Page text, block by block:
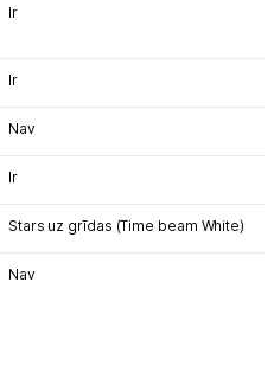
Ir
Ir
Nav
Ir
Stars uz grīdas (Time beam White)
Nav